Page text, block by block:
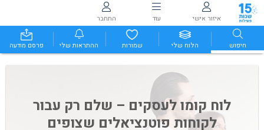
איזור אישי עוד התחבר
חיפוש הלוח שלי שמורות ההתראות שלי פרסם מודעה
לוח קומו לעסקים – שלם רק עבור
לקוחות פוטנציאלים שצופים